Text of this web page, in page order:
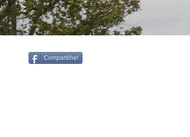
Compartilhe!